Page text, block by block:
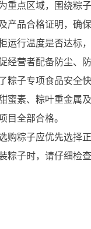
重点区域，围绕粽
产品合格证明，确
行温度是否达标
营者配备防尘、
粽子专项食品安全
蜜素、粽叶重金
目全部合格。
购粽子应优先选择
子时，请仔细检